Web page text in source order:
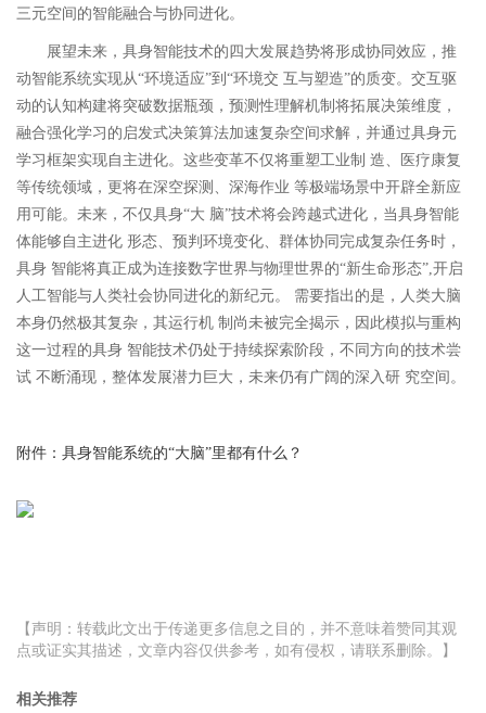
三元空间的智能融合与协同进化。
展望未来，具身智能技术的四大发展趋势将形成协同效应，推
动智能系统实现从“环境适应”到“环境交 互与塑造”的质变。交互驱
动的认知构建将突破数据瓶颈，预测性理解机制将拓展决策维度，
融合强化学习的启发式决策算法加速复杂空间求解，并通过具身元
学习框架实现自主进化。这些变革不仅将重塑工业制 造、医疗康复
等传统领域，更将在深空探测、深海作业 等极端场景中开辟全新应
用可能。未来，不仅具身“大 脑”技术将会跨越式进化，当具身智能
体能够自主进化 形态、预判环境变化、群体协同完成复杂任务时，
具身 智能将真正成为连接数字世界与物理世界的“新生命形态”,开启
人工智能与人类社会协同进化的新纪元。 需要指出的是，人类大脑
本身仍然极其复杂，其运行机 制尚未被完全揭示，因此模拟与重构
这一过程的具身 智能技术仍处于持续探索阶段，不同方向的技术尝
试 不断涌现，整体发展潜力巨大，未来仍有广阔的深入研 究空间。
附件：具身智能系统的“大脑”里都有什么？
【声明：转载此文出于传递更多信息之目的，并不意味着赞同其观
点或证实其描述，文章内容仅供参考，如有侵权，请联系删除。】
相关推荐